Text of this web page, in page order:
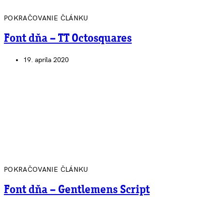
POKRAČOVANIE ČLÁNKU
Font dňa – TT Octosquares
19. apríla 2020
POKRAČOVANIE ČLÁNKU
Font dňa – Gentlemens Script